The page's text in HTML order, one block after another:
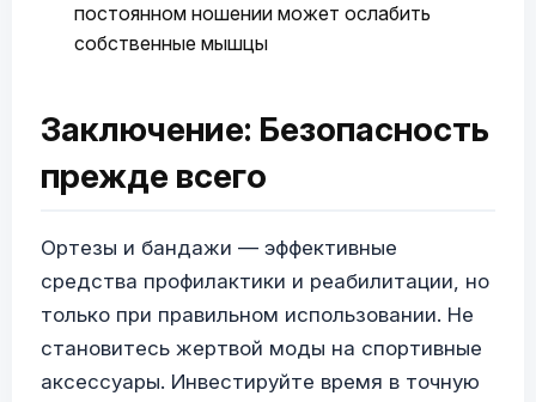
постоянном ношении может ослабить
собственные мышцы
Заключение: Безопасность
прежде всего
Ортезы и бандажи — эффективные
средства профилактики и реабилитации, но
только при правильном использовании. Не
становитесь жертвой моды на спортивные
аксессуары. Инвестируйте время в точную